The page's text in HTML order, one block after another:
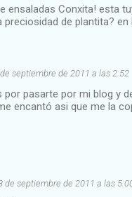
ensaladas Conxita! esta
preciosidad de plantita?
septiembre de 2011 a las 2:52
por pasarte por mi blog y
encantó asi que me la
de septiembre de 2011 a las